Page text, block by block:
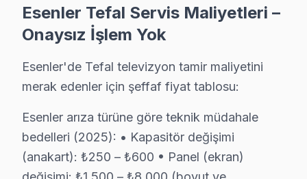
• Temiz ve düzenli çalışma prensibi
TV'niz Esenler'da profesyonel ellerde — kalıcı
Esenler Genelinde Tefal TV Tamir işlemi Ağı
Esenler ve yakın bölgelerde Tefal televizyon ünitesi
Kapsama alanımız:
• Esenler tüm semtler ve mahalleler
• Bitişik ilçelere servis erişimi
Esenler Tefal Servis Maliyetleri –
Onaysız İşlem Yok
Esenler'de Tefal televizyon tamir maliyetini
merak edenler için şeffaf fiyat tablosu:
Esenler arıza türüne göre teknik müdahale
bedelleri (2025): • Kapasitör değişimi
(anakart): ₺250 – ₺600 • Panel (ekran)